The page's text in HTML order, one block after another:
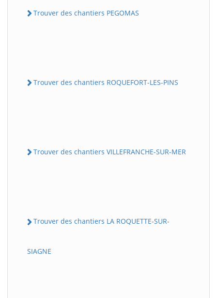
Trouver des chantiers PEGOMAS
Trouver des chantiers ROQUEFORT-LES-PINS
Trouver des chantiers VILLEFRANCHE-SUR-MER
Trouver des chantiers LA ROQUETTE-SUR-
SIAGNE